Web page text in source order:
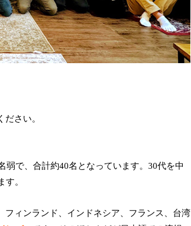
さい。
弱で、合計約40名となっています。30代を中
。
フィンランド、インドネシア、フランス、台湾